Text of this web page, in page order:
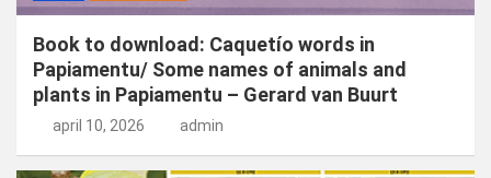
Book to download: Caquetío words in
Papiamentu/ Some names of animals and
plants in Papiamentu – Gerard van Buurt
april 10, 2026 admin